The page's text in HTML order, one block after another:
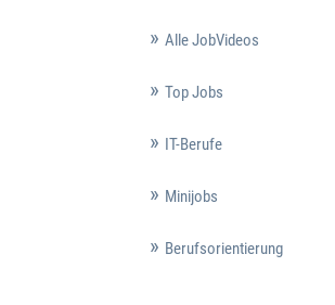
Alle JobVideos
Top Jobs
IT-Berufe
Minijobs
Berufsorientierung